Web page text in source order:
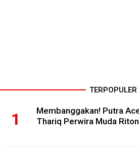
TERPOPULER
Membanggakan! Putra
Thariq Perwira Muda